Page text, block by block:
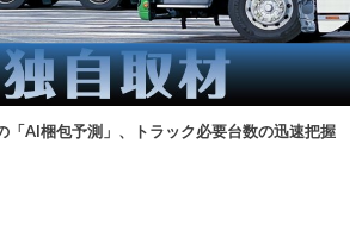
「AI梱包予測」、トラック必要台数の迅速把握